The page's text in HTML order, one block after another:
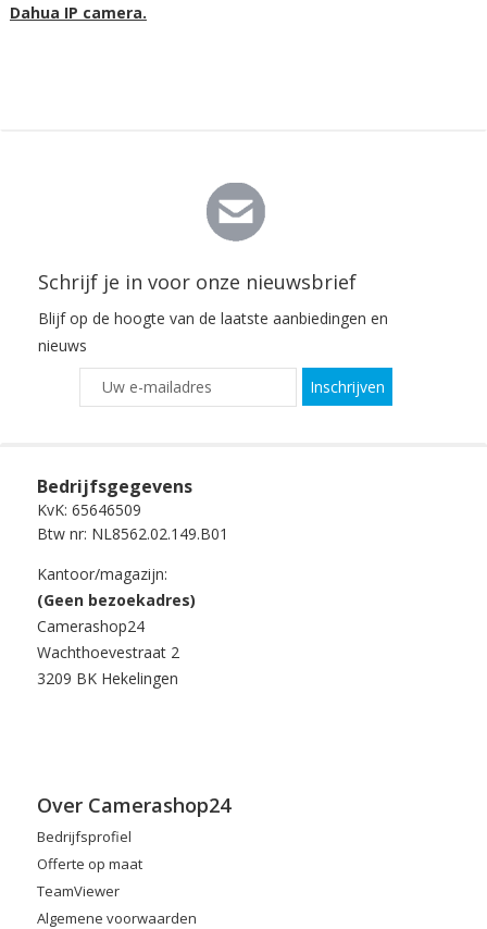
Dahua IP camera.
Schrijf je in voor onze nieuwsbrief
Blijf op de hoogte van de laatste aanbiedingen en
nieuws
Inschrijven
Bedrijfsgegevens
KvK: 65646509
Btw nr: NL8562.02.149.B01
Kantoor/magazijn:
(Geen bezoekadres)
Camerashop24
Wachthoevestraat 2
3209 BK Hekelingen
Over Camerashop24
Bedrijfsprofiel
Offerte op maat
TeamViewer
Algemene voorwaarden